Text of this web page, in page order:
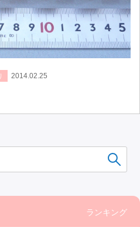
ランキング
2014.02.25